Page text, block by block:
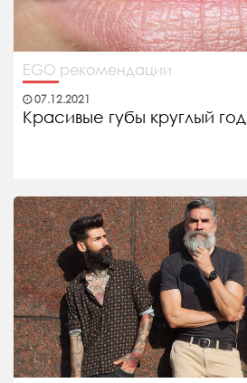
EGO рекомендации
07.12.2021
Красивые губы круглый год